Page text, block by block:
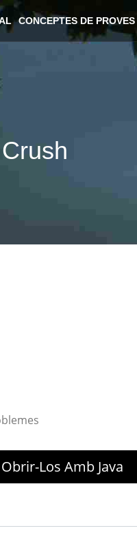
CONCEPTES DE PROVES
Los Amb Java